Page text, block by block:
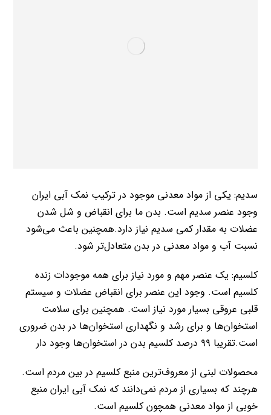
سدیم: یکی از مواد معدنی موجود در ترکیب نمک آبی ایران
وجود عنصر سدیم است. بدن ما برای انقباض و شل شدن
عضلات به مقدار کمی سدیم نیاز دارد.همچنین باعث می‌شود
نسبت آب و مواد معدنی در بدن متعادل‌تر شود.
کلسیم: یک عنصر مهم و مورد نیاز برای همه موجودات زنده
کلسیم است. وجود این عنصر برای انقباض عضلات و سیستم
قلبی عروقی بسیار مورد نیاز است. همچنین برای سلامت
استخوان‌ها و برای رشد و نگهداری استخوان‌ها در بدن ضروری
است.تقریبا ۹۹ درصد کلسیم بدن در استخوان‌ها وجود دار
محصولات لبنی از معروف‌ترین منبع کلسیم در بین مردم است.
هرچند که بسیاری از مردم نمی‌دانند که نمک آبی ایران منبع
خوبی از مواد معدنی همچون کلسیم است.